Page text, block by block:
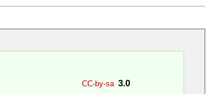
CC-by-sa 3.0